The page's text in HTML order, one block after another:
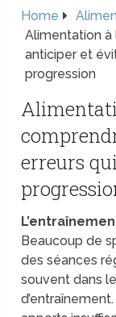
Home
Alimentation à
anticiper et
progression
erreurs
Beaucoup de
des séances
souvent dans